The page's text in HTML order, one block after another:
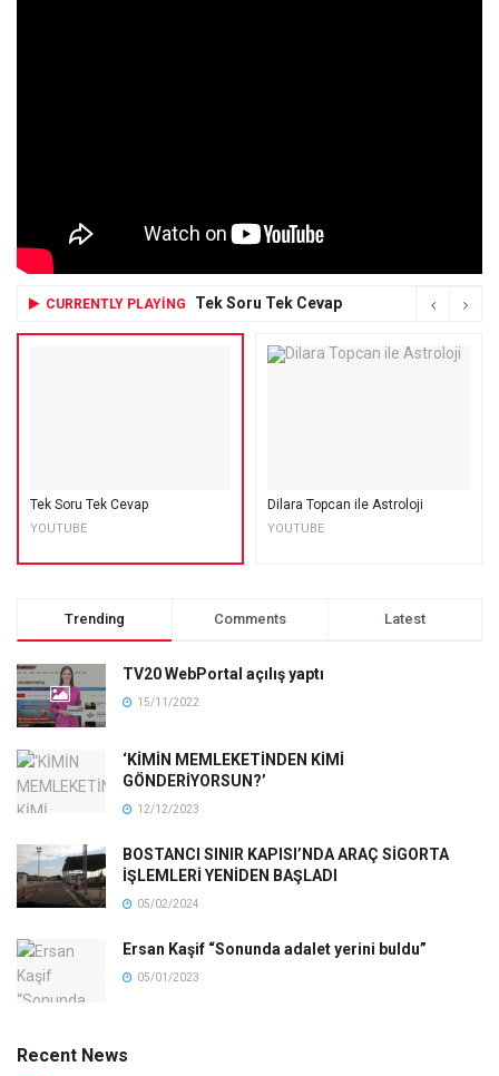
CURRENTLY PLAYING Tek Soru Tek Cevap
Tek Soru Tek Cevap
YOUTUBE
Dilara Topcan ile Astroloji
YOUTUBE
Trending Comments Latest
TV20 WebPortal açılış yaptı
15/11/2022
‘KİMİN MEMLEKETİNDEN KİMİ
GÖNDERİYORSUN?’
12/12/2023
BOSTANCI SINIR KAPISI’NDA ARAÇ SİGORTA
İŞLEMLERİ YENİDEN BAŞLADI
05/02/2024
Ersan Kaşif “Sonunda adalet yerini buldu”
05/01/2023
Recent News